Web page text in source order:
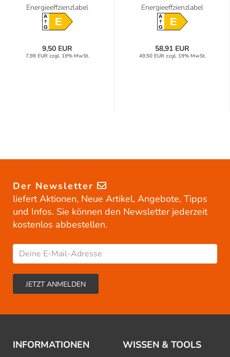
Energieeffzienzlabel
A
GE
9,50 EUR
7,98 EUR zzgl. 19% MwSt.
Energieeffzienzlabel
A
GE
58,91 EUR
49,50 EUR zzgl. 19% MwSt.
Der Newsletter
liefert Aktionen, Neue Artikel, Angebote, Tipps
und Infos. Sie können den Newsletter jederzeit
kostenlos abbestellen.
INFORMATIONEN WISSEN & TOOLS